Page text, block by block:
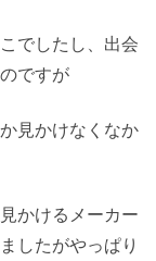
でしたし、出会
ですが
見かけなくなか
かけるメーカー
したがやっぱり